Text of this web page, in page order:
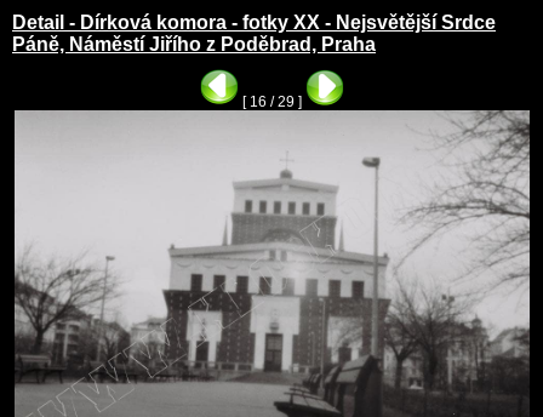
Detail - Dírková komora - fotky XX - Nejsvětější Srdce
Páně, Náměstí Jiřího z Poděbrad, Praha
[ 16 / 29 ]